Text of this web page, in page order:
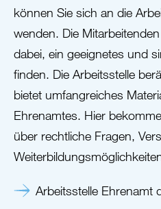
können Sie sich an die
wenden. Die
dabei, ein geeignetes und
finden. Die Arbeitsstelle
bietet umfangreiches
Ehrenamtes. Hier
über rechtliche Fragen,
Arbeitsstelle Ehrenamt